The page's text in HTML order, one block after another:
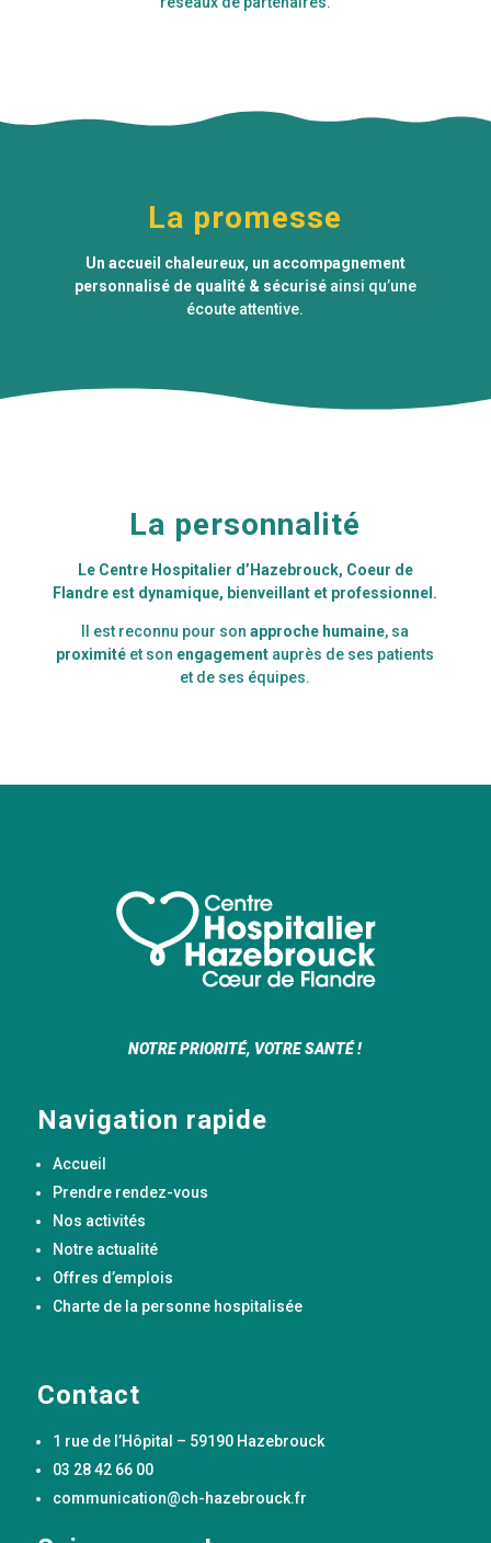
La promesse
Un accueil chaleureux, un accompagnement
personnalisé de qualité & sécuriséainsi qu’une
écoute attentive.
La personnalité
Le Centre Hospitalier d’Hazebrouck, Coeur de
Flandre est dynamique, bienveillant et professionnel.
Il est reconnu pour sonapproche humaine, sa
proximité et son engagement auprès de ses patients
et de ses équipes.
NOTRE PRIORITÉ, VOTRE SANTÉ !
Navigation rapide
Accueil
Prendre rendez-vous
Nos activités
Notre actualité
Offres d’emplois
Charte de la personne hospitalisée
Contact
1 rue de l’Hôpital – 59190 Hazebrouck
03 28 42 66 00
communication@ch-hazebrouck.fr